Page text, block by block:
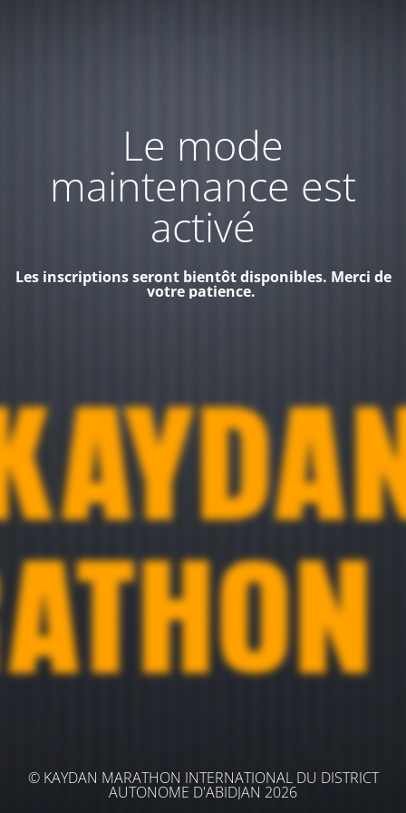
Le mode
maintenance est
activé
Les inscriptions seront bientôt disponibles. Merci de
votre patience.
© KAYDAN MARATHON INTERNATIONAL DU DISTRICT
AUTONOME D'ABIDJAN 2026